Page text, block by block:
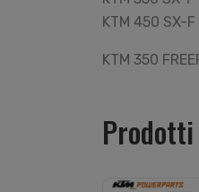
KTM 450 SX-
KTM 350